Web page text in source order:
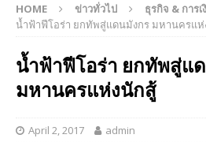
HOME ข่าวทั่วไป ธุรกิจ & การเ
น้ำฟ้าฟีโอร่า ยกทัพสู่แดนมังกร มหานครแ
น้ำฟ้าฟีโอร่า ยกทัพสู่แ
มหานครแห่งนักสู้
April 2, 2017 admin